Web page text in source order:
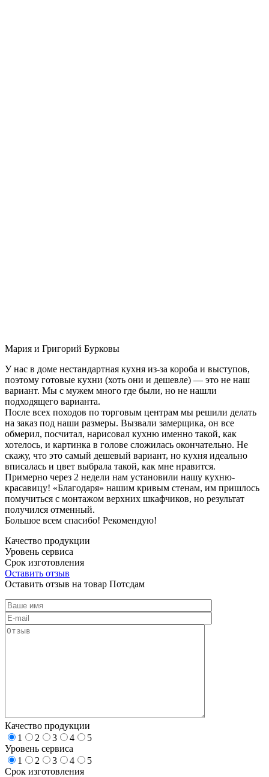
Мария и Григорий Бурковы
У нас в доме нестандартная кухня из-за короба и выступов,
поэтому готовые кухни (хоть они и дешевле) — это не наш
вариант. Мы с мужем много где были, но не нашли
подходящего варианта.
После всех походов по торговым центрам мы решили делать
на заказ под наши размеры. Вызвали замерщика, он все
обмерил, посчитал, нарисовал кухню именно такой, как
хотелось, и картинка в голове сложилась окончательно. Не
скажу, что это самый дешевый вариант, но кухня идеально
вписалась и цвет выбрала такой, как мне нравится.
Примерно через 2 недели нам установили нашу кухню-
красавицу! «Благодаря» нашим кривым стенам, им пришлось
помучиться с монтажом верхних шкафчиков, но результат
получился отменный.
Большое всем спасибо! Рекомендую!
Качество продукции
Уровень сервиса
Срок изготовления
Оставить отзыв
Оставить отзыв на товар Потсдам
Качество продукции
1
2 3 4
5
Уровень сервиса
1
2 3 4
5
Срок изготовления